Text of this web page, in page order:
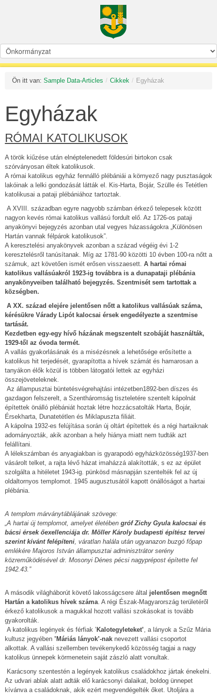
Ön itt van: Sample Data-Articles / Cikkek / Egyházak
Egyházak
RÓMAI KATOLIKUSOK
A török kiűzése után elnéptelenedett földesúri birtokon csak
szórványosan éltek katolikusok.
A római katolikus egyház fennálló plébániái a környező nagy pusztaságok
lakóinak a lelki gondozását látták el. Kis-Harta, Bojár, Szülle és Tetétlen
katolikusai a pataji plébániához tartoztak.
A XVIII. században egyre nagyobb számban érkező telepesek között
nagyon kevés római katolikus vallású fordult elő. Az 1726-os pataji
anyakönyvi bejegyzés azonban utal vegyes házasságokra „Különösen
Hartán vannak félpárok katolikusok”.
A keresztelési anyakönyvek azonban a század végéig évi 1-2
keresztelésről tanúsítanak. Míg az 1781-90 közötti 10 évben 100-ra nőtt a
számuk, azt követően ismét erősen visszaesett. A hartai római
katolikus vallásúakról 1923-ig továbbra is a dunapataji plébánia
anyakönyveiben található bejegyzés. Szentmisét sem tartottak a
községben.
A XX. század elejére jelentősen nőtt a katolikus vallásúak száma,
kérésükre Várady Lipót kalocsai érsek engedélyezte a szentmise
tartását.
Kezdetben egy-egy hívő házának megszentelt szobáját használták,
1929-től az óvoda termét.
A vallás gyakorlásának és a misézésnek a lehetősége erősítette a
katolikus hit terjedését, gyarapította a hívek számát és hamarosan a
tanyákon élők közül is többen látogatói lettek az egyházi
összejöveteleknek.
Az állampusztai büntetésvégrehajtási intézetben1892-ben díszes és
gazdagon felszerelt, a Szentháromság tiszteletére szentelt kápolnát
építettek önálló plébániát hoztak létre hozzácsatolták Harta, Bojár,
Érsekharta, Dunatetétlen és Miklapuszta filiáit.
A kápolna 1932-es felújítása során új oltárt építettek és a régi hartaiknak
adományozták, akik azonban a hely hiánya miatt nem tudták azt
felállítani.
A lélekszámban és anyagiakban is gyarapodó egyházközösség1937-ben
vásárolt telket, a rajta lévő házat imaházzá alakították, s ez az épület
szolgálta a hitéletet 1943-ig. pünkösd másnapján szentelték fel az új
oldaltornyos templomot. 1945 augusztusától kapott önállóságot a hartai
plébánia.
A templom márványtáblájának szövege:
„A hartai új templomot, amelyet életében gróf Zichy Gyula kalocsai és
bácsi érsek őexellenciája dr. Möller Károly budapesti építész tervei
szerint kívánt felépíteni, váratlan halála után ugyanazon buzgó főpap
emlékére Majoros István állampusztai adminisztrátor serény
közreműködésével dr. Mosonyi Dénes pécsi nagyprépost építette fel
1942.43.”
A második világháborút követő lakosságcsere által jelentősen megnőtt
Hartán a katolikus hívek száma. A régi Észak-Magyarország területéről
érkező katolikusok a magukkal hozott vallási szokásokat is tovább
gyakorolták.
A katolikus legények és férfiak ’ Kalotegyleteket’, a lányok a Szűz Mária
kultusz jegyében ’Máriás lányok’-nak nevezett vallási csoportot
alkottak. A vallási szellemben tevékenykedő közösség tagjai a nagy
katolikus ünnepek körmenetein saját zászló alatt vonultak.
Karácsony szentestén a legények katolikus családokhoz jártak énekelni.
Az udvari ablak alatt adták elő karácsonyi dalaikat, boldog ünnepet
kívánva a családoknak, akik ezért megvendégelték őket. Utoljára a